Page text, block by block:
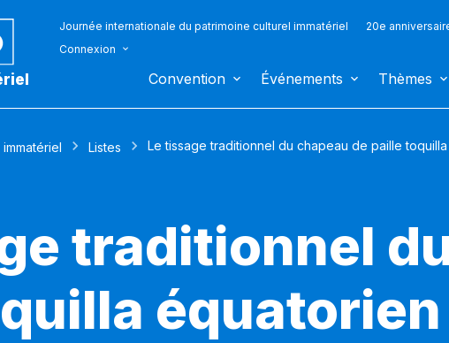
Journée internationale du patrimoine culturel immatériel 20e
Connexion
Convention Événements Thèmes
Listes Le tissage traditionnel du chapeau de paille
traditionnel
équatorien